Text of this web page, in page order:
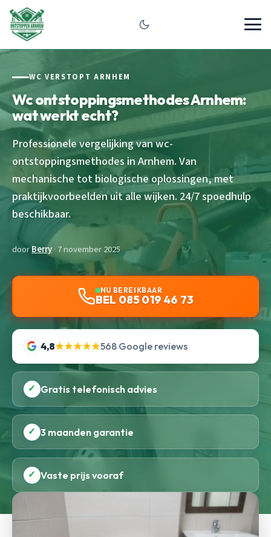
WC VERSTOPT ARNHEM
Wc ontstoppingsmethodes Arnhem:
wat werkt echt?
Professionele vergelijking van wc-
ontstoppingsmethodes in Arnhem. Van
mechanische tot biologische oplossingen, met
praktijkvoorbeelden uit alle wijken. 24/7 spoedhulp
beschikbaar.
doorBerry· 7 november 2025
NU BEREIKBAAR
BEL 085 019 46 73
4,8★★★★★568 Google reviews
✓ Gratis telefonisch advies
✓ 3 maanden garantie
✓ Vaste prijs vooraf